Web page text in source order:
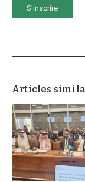
Articles